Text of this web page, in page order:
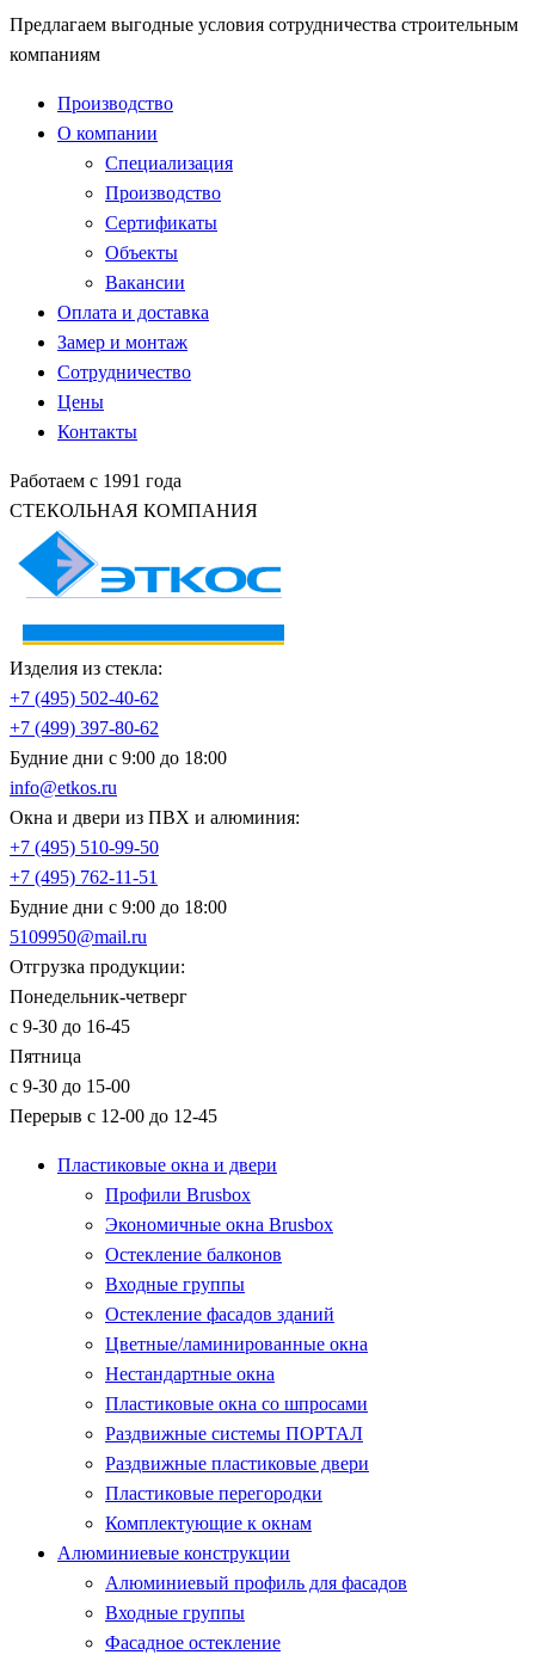
Предлагаем выгодные условия сотрудничества строительным
компаниям
Производство
О компании
Специализация
Производство
Сертификаты
Объекты
Вакансии
Оплата и доставка
Замер и монтаж
Сотрудничество
Цены
Контакты
Работаем с 1991 года
СТЕКОЛЬНАЯ КОМПАНИЯ
Изделия из стекла:
+7 (495) 502-40-62
+7 (499) 397-80-62
Будние дни с 9:00 до 18:00
info@etkos.ru
Окна и двери из ПВХ и алюминия:
+7 (495) 510-99-50
+7 (495) 762-11-51
Будние дни с 9:00 до 18:00
5109950@mail.ru
Отгрузка продукции:
Понедельник-четверг
с 9-30 до 16-45
Пятница
с 9-30 до 15-00
Перерыв с 12-00 до 12-45
Пластиковые окна и двери
Профили Brusbox
Экономичные окна Brusbox
Остекление балконов
Входные группы
Остекление фасадов зданий
Цветные/ламинированные окна
Нестандартные окна
Пластиковые окна со шпросами
Раздвижные системы ПОРТАЛ
Раздвижные пластиковые двери
Пластиковые перегородки
Комплектующие к окнам
Алюминиевые конструкции
Алюминиевый профиль для фасадов
Входные группы
Фасадное остекление